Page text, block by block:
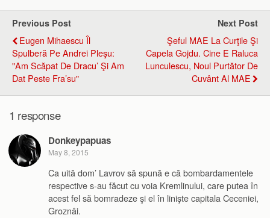
Previous Post
Eugen Mihaescu Îl
Spulberă Pe Andrei Pleşu:
"Am Scăpat De Dracu’ Şi Am
Dat Peste Fra’su"
Next Post
Şeful MAE La Curţile Şi
Capela Gojdu. Cine E Raluca
Lunculescu, Noul Purtător De
Cuvânt Al MAE
1 response
Donkeypapuas
May 8, 2015
Ca uită dom’ Lavrov să spună e că bombardamentele
respective s-au făcut cu voia Kremlinului, care putea în
acest fel să bomradeze şi el în linişte capitala Ceceniei,
Groznâi.